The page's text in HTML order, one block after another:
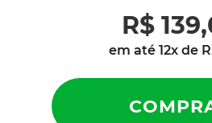
R$ 139,
em até 12x de